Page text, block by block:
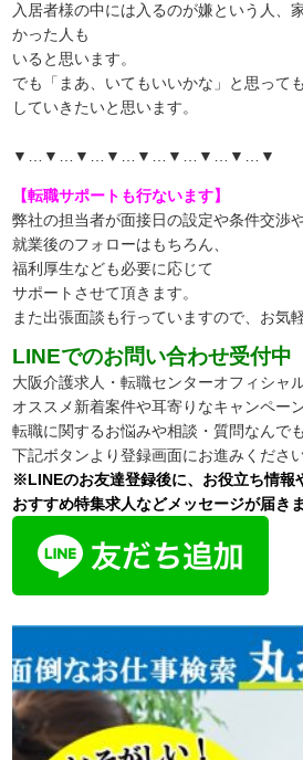
入居者様の中には入るのが嫌という人、
かった人も
いると思います。
でも「まあ、いてもいいかな」と思って
していきたいと思います。
▼…▼…▼…▼…▼…▼…▼…▼…▼
【転職サポートも行ないます】
弊社の担当者が面接日の設定や条件交渉や
就業後のフォローはもちろん、
福利厚生なども必要に応じて
サポートさせて頂きます。
また出張面談も行っていますので、 お気
LINEでのお問い合わせ受付中
大阪介護求人・転職センターオフィシャ
オススメ新着案件や耳寄りなキャンペー
転職に関するお悩みや相談・質問なんで
下記ボタンより登録画面にお進みください
※LINEのお友達登録後に、お役立ち情報
おすすめ特集求人などメッセージが届き